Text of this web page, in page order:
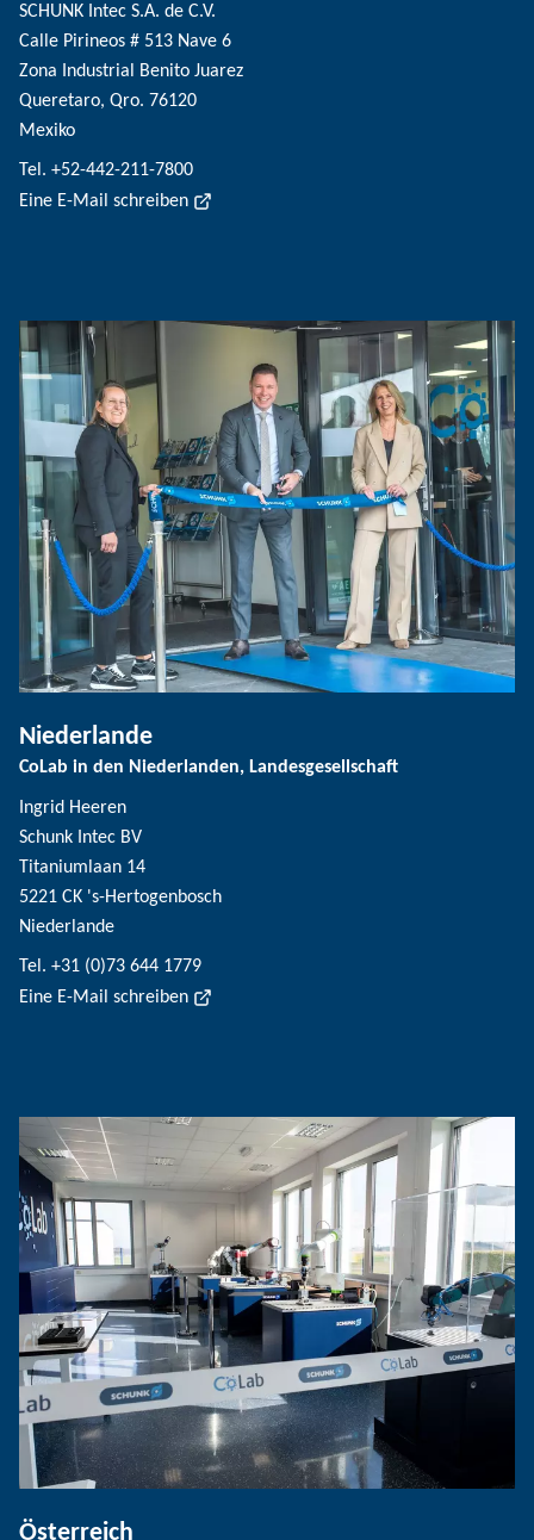
SCHUNK Intec S.A. de C.V.
Calle Pirineos # 513 Nave 6
Zona Industrial Benito Juarez
Queretaro, Qro. 76120
Mexiko
Tel. +52-442-211-7800
Eine E-Mail schreiben
Niederlande
CoLab in den Niederlanden, Landesgesellschaft
Ingrid Heeren
Schunk Intec BV
Titaniumlaan 14
5221 CK 's-Hertogenbosch
Niederlande
Tel. +31 (0)73 644 1779
Eine E-Mail schreiben
Österreich